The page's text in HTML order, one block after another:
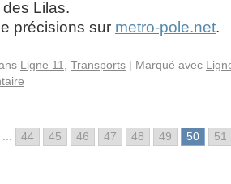
des Lilas.
précisions sur metro-pole.net.
Ligne 11 Transports | Marqué avec
44 45 46 47 48 49 50 51